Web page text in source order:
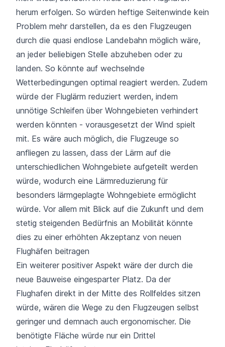
herum erfolgen. So würden heftige Seitenwinde kein
Problem mehr darstellen, da es den Flugzeugen
durch die quasi endlose Landebahn möglich wäre,
an jeder beliebigen Stelle abzuheben oder zu
landen. So könnte auf wechselnde
Wetterbedingungen optimal reagiert werden. Zudem
würde der Fluglärm reduziert werden, indem
unnötige Schleifen über Wohngebieten verhindert
werden könnten - vorausgesetzt der Wind spielt
mit. Es wäre auch möglich, die Flugzeuge so
anfliegen zu lassen, dass der Lärm auf die
unterschiedlichen Wohngebiete aufgeteilt werden
würde, wodurch eine Lärmreduzierung für
besonders lärmgeplagte Wohngebiete ermöglicht
würde. Vor allem mit Blick auf die Zukunft und dem
stetig steigenden Bedürfnis an Mobilität könnte
dies zu einer erhöhten Akzeptanz von neuen
Flughäfen beitragen
Ein weiterer positiver Aspekt wäre der durch die
neue Bauweise eingesparter Platz. Da der
Flughafen direkt in der Mitte des Rollfeldes sitzen
würde, wären die Wege zu den Flugzeugen selbst
geringer und demnach auch ergonomischer. Die
benötigte Fläche würde nur ein Drittel